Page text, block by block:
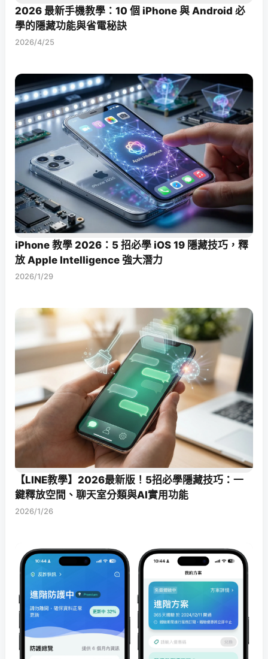
2026 最新手機教學：10 個 iPhone 與 Android 必
學的隱藏功能與省電秘訣
2026/4/25
iPhone 教學 2026：5 招必學 iOS 19 隱藏技巧，釋
放 Apple Intelligence 強大潛力
2026/1/29
【LINE教學】2026最新版！5招必學隱藏技巧：一
鍵釋放空間、聊天室分類與AI實用功能
2026/1/26